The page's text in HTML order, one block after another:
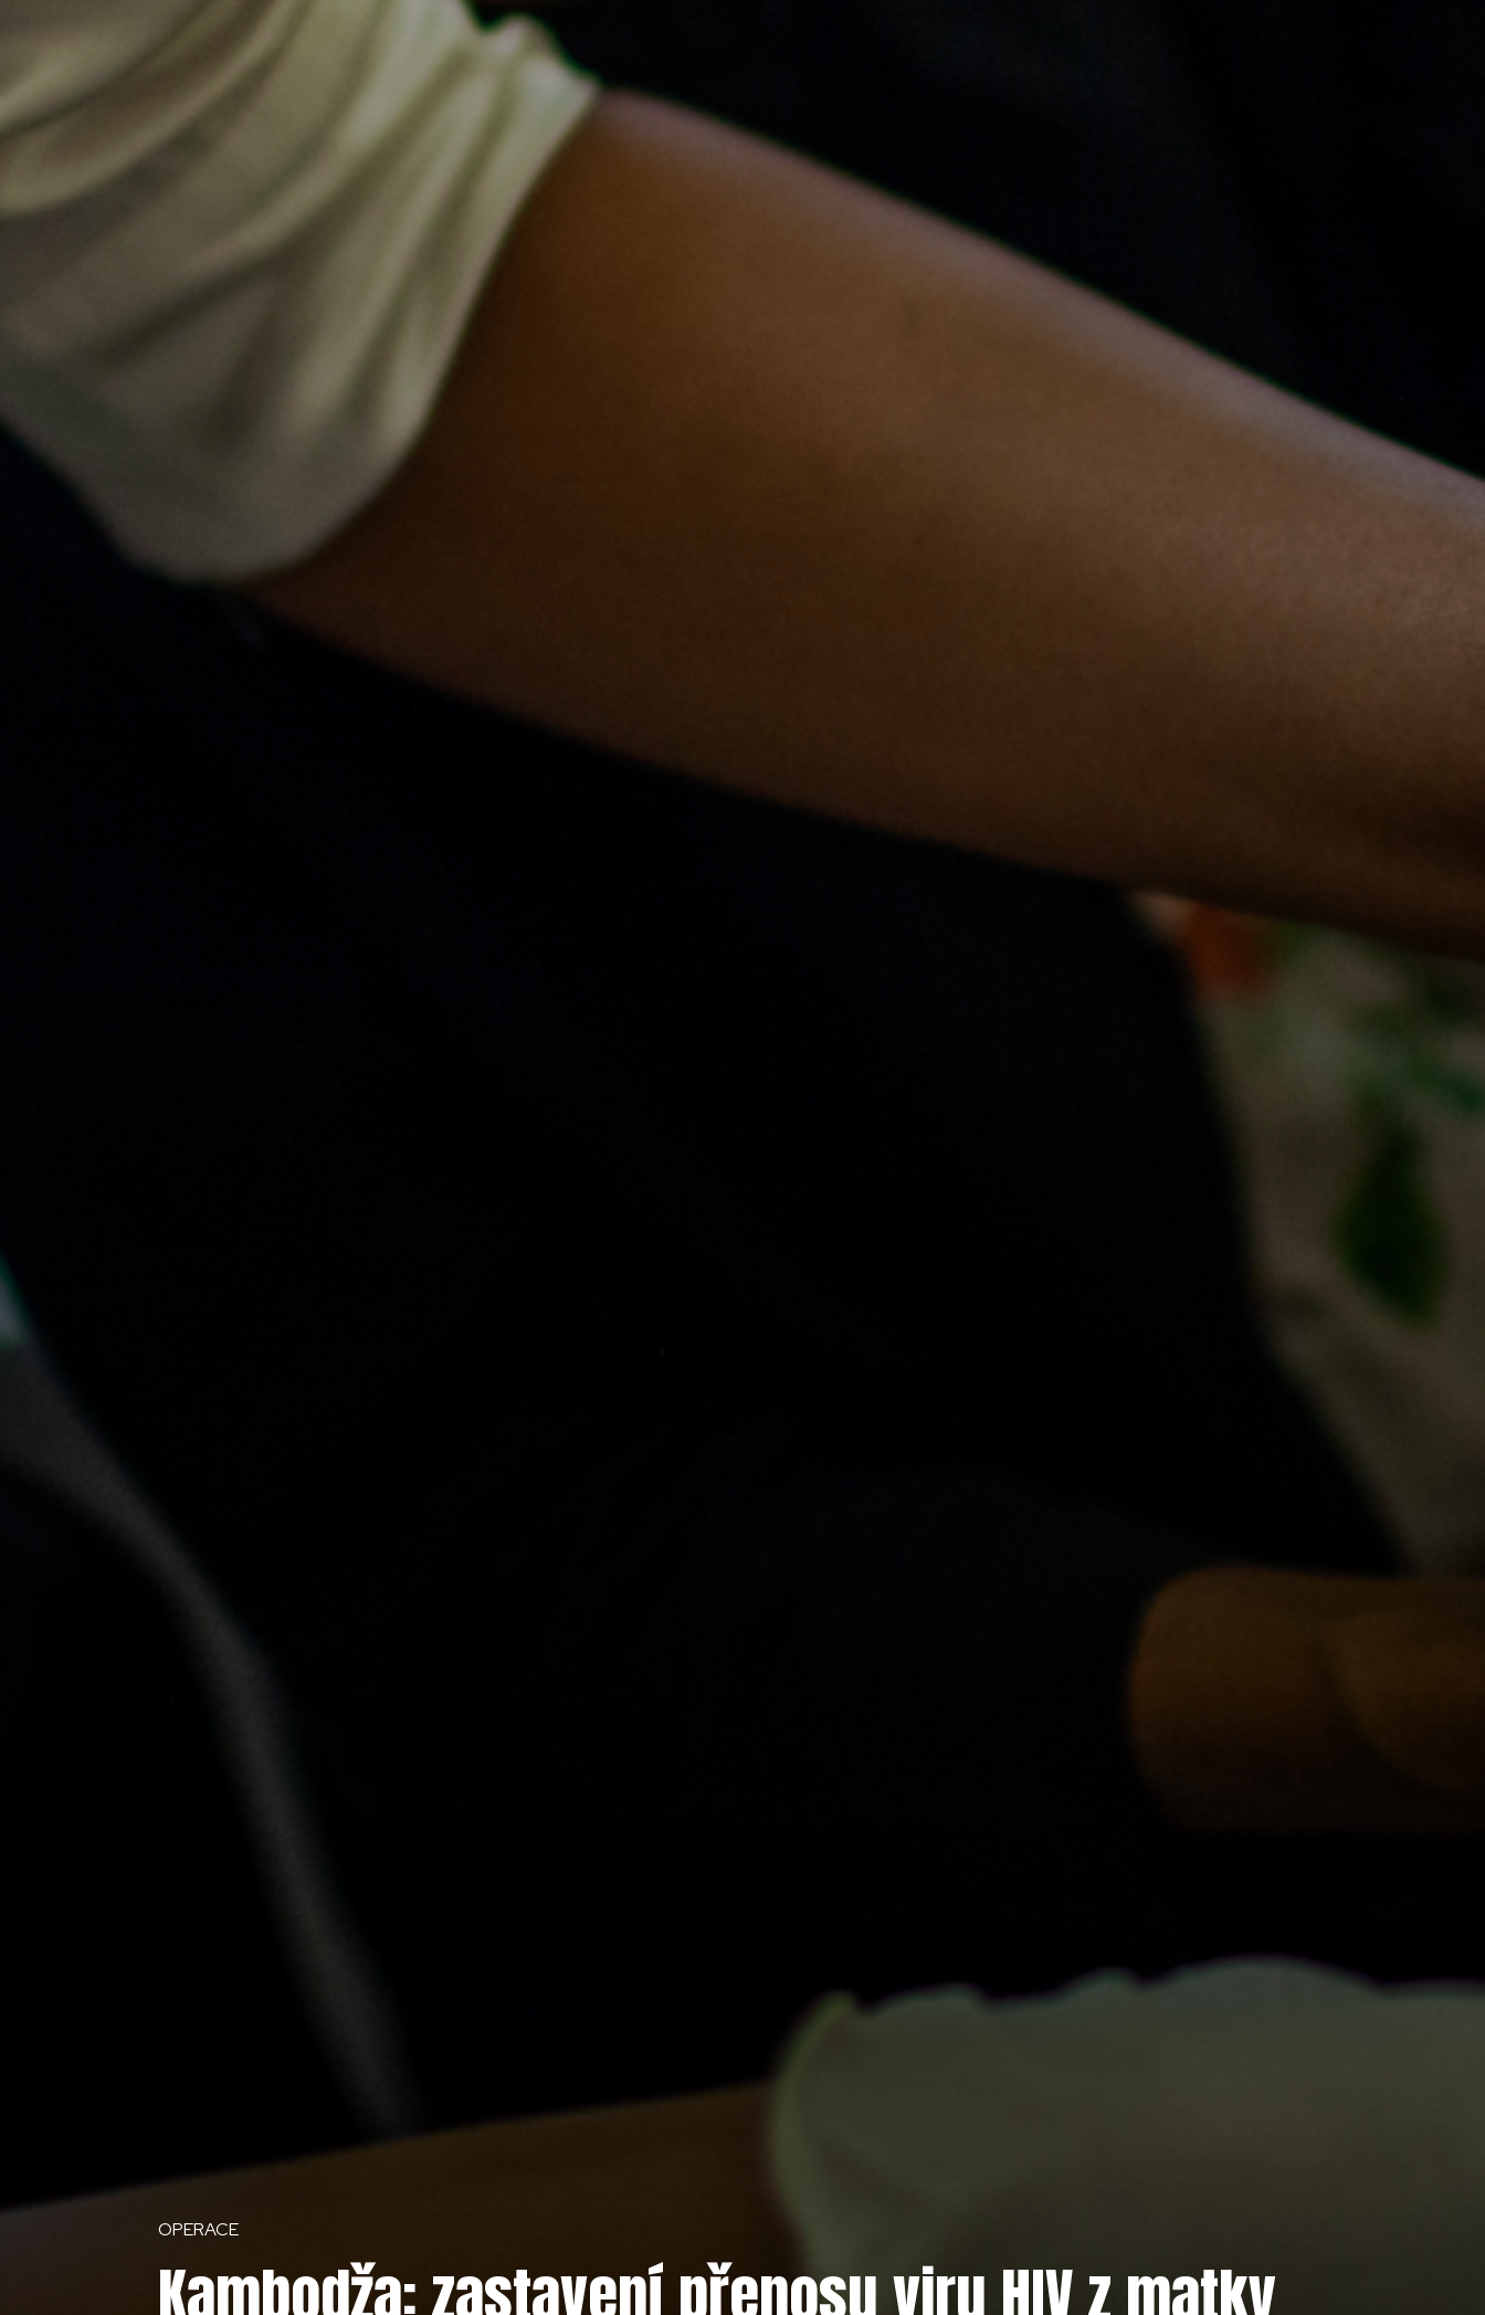
OPERACE
Kambodža: zastavení přenosu viru HIV z matky